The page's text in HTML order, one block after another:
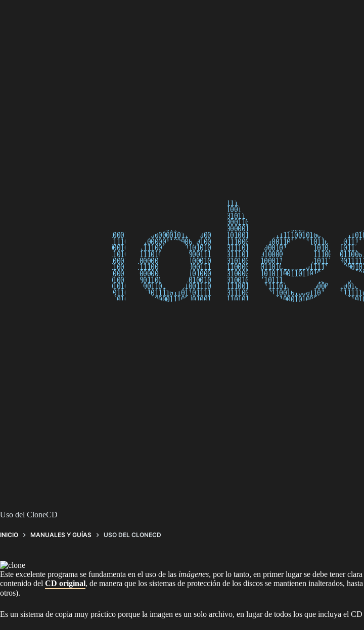
Uso del CloneCD
INICIO MANUALES Y GUÍAS USO DEL CLONECD
Este excelente programa se fundamenta en el uso de las imágenes, por lo tanto, en primer lugar se debe tener
contenido del CD original, de manera que los sistemas de protección de los discos se mantienen inalterados,
otros).
Es un sistema de copia muy práctico porque la imagen es un solo archivo, en lugar de todos los que incluya el